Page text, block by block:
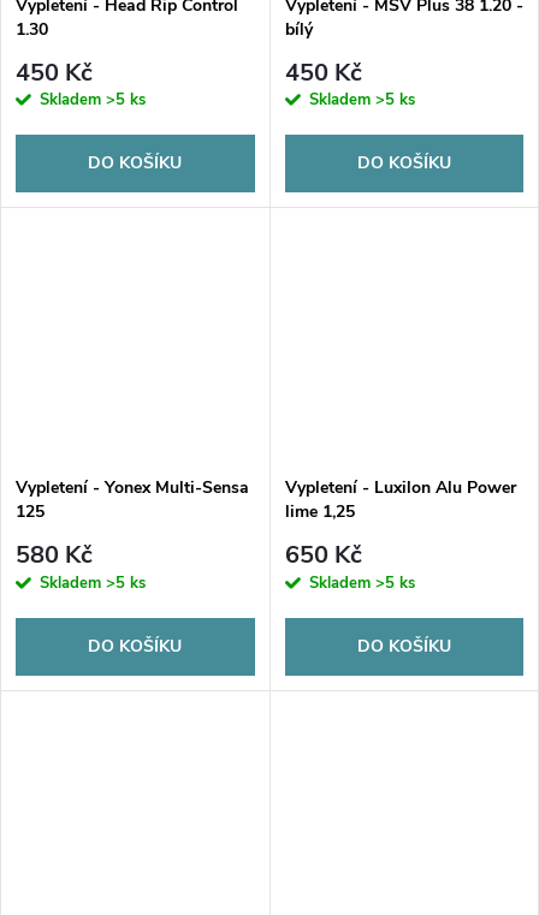
Vypletení - Head Rip Control
1.30
450 Kč
Skladem >5 ks
DO KOŠÍKU
Vypletení - MSV Plus 38 1.20 -
bílý
450 Kč
Skladem >5 ks
DO KOŠÍKU
Vypletení - Yonex Multi-Sensa
125
580 Kč
Skladem >5 ks
DO KOŠÍKU
Vypletení - Luxilon Alu Power
lime 1,25
650 Kč
Skladem >5 ks
DO KOŠÍKU